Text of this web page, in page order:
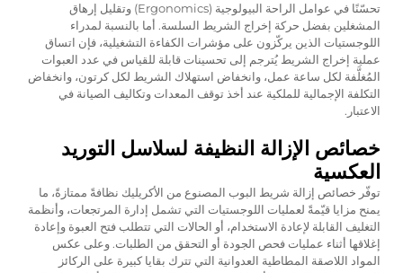
تحسّنًا في عوامل الراحة البيولوجية (Ergonomics) وتقليل إرهاق
المشغلين بفضل حركة إخراج الشريط السلسة. أما بالنسبة لمدراء
اللوجستيات الذين يركّزون على مؤشرات الكفاءة التشغيلية، فإن اتساق
عملية إخراج الشريط يُترجم إلى تحسينات قابلة للقياس في عدد العبوات
المُغلَّفة لكل ساعة عمل، وانخفاض استهلاك الشريط لكل كرتون، وانخفاض
التكلفة الإجمالية للملكية عند أخذ توقف المعدات وتكاليف الصيانة في
الاعتبار.
خصائص الإزالة النظيفة لسلاسل التوريد
العكسية
توفّر خصائص إزالة شريط البوب المصنوع من الأكريليك نظافةً ممتازةً، ما
يمنح مزايا قيّمةً لعمليات اللوجستيات التي تشمل إدارة المرتجعات، وأنظمة
التغليف القابلة لإعادة الاستخدام، أو الحالات التي تتطلب فتح العبوة وإعادة
إغلاقها أثناء عمليات فحص الجودة أو التحقق من الطلبات. وعلى عكس
المواد اللاصقة المطاطية العدوانية التي تترك بقايا كبيرة على الركائز